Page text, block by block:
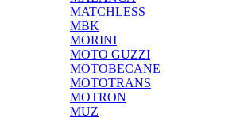
MATCHLESS
MBK
MORINI
MOTO GUZZI
MOTOBECANE
MOTOTRANS
MOTRON
MUZ